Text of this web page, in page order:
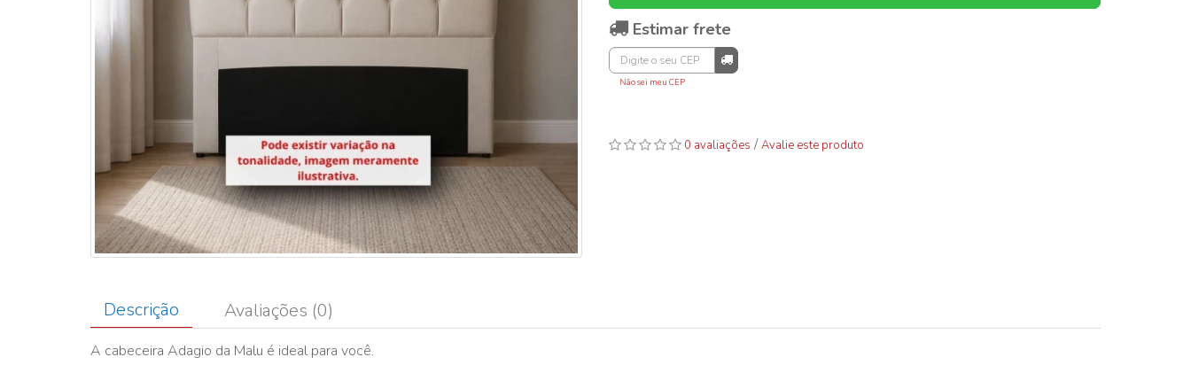
Estimar frete
Não sei meu CEP
0 avaliações /Avalie este produto
Descrição Avaliações (0)
A cabeceira Adagio da Malu é ideal para você.